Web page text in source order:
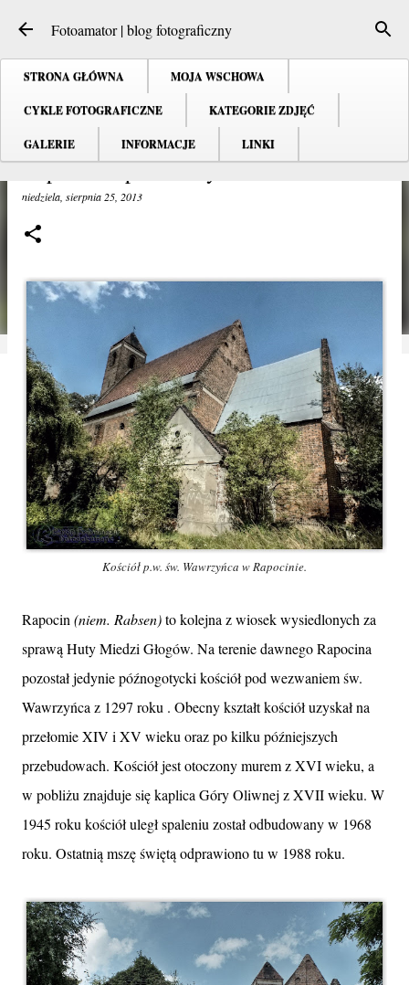
Przejdź do głównej zawartości
Fotoamator | blog fotograficzny
STRONA GŁÓWNA MOJA WSCHOWA
CYKLE FOTOGRAFICZNE KATEGORIE ZDJĘĆ
GALERIE INFORMACJE LINKI
Rapocin - opuszczony kościół.
niedziela, sierpnia 25, 2013
Kościół p.w. św. Wawrzyńca w Rapocinie.
Rapocin (niem. Rabsen)to kolejna z wiosek wysiedlonych za
sprawą Huty Miedzi Głogów. Na terenie dawnego Rapocina
pozostał jedynie późnogotycki kościół pod wezwaniem św.
Wawrzyńca z 1297 roku . Obecny kształt kościół uzyskał na
przełomie XIV i XV wieku oraz po kilku późniejszych
przebudowach. Kościół jest otoczony murem z XVI wieku, a
w pobliżu znajduje się kaplica Góry Oliwnej z XVII wieku. W
1945 roku kościół uległ spaleniu został odbudowany w 1968
roku. Ostatnią mszę świętą odprawiono tu w 1988 roku.